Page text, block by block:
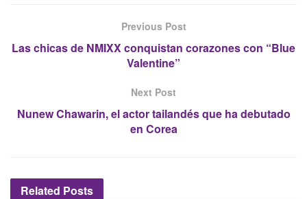
Previous Post
Las chicas de NMIXX conquistan corazones con “Blue
Valentine”
Next Post
Nunew Chawarin, el actor tailandés que ha debutado
en Corea
Related Posts